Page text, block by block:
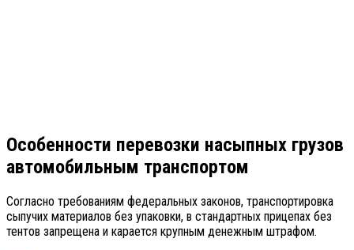
Особенности перевозки насыпных грузов
автомобильным транспортом
Согласно требованиям федеральных законов, транспортировка
сыпучих материалов без упаковки, в стандартных прицепах без
тентов запрещена и карается крупным денежным штрафом.